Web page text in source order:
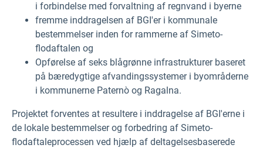
i forbindelse med forvaltning af regnvand i byerne
fremme inddragelsen af BGI'er i kommunale
bestemmelser inden for rammerne af Simeto-
flodaftalen og
Opførelse af seks blågrønne infrastrukturer baseret
på bæredygtige afvandingssystemer i byområderne
i kommunerne Paternò og Ragalna.
Projektet forventes at resultere i inddragelse af BGI'erne i
de lokale bestemmelser og forbedring af Simeto-
flodaftaleprocessen ved hjælp af deltagelsesbaserede